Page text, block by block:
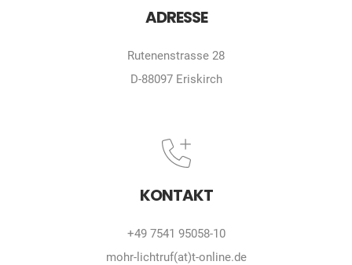
ADRESSE
Rutenenstrasse 28
D-88097 Eriskirch
KONTAKT
+49 7541 95058-10
mohr-lichtruf(at)t-online.de